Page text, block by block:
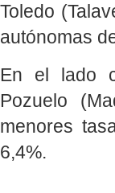
Toledo
autónomas
En el lado
Pozuelo
menores
6,4%.